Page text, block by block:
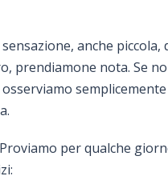
anche piccola,
prendiamone nota. Se
semplicemente
per qualche